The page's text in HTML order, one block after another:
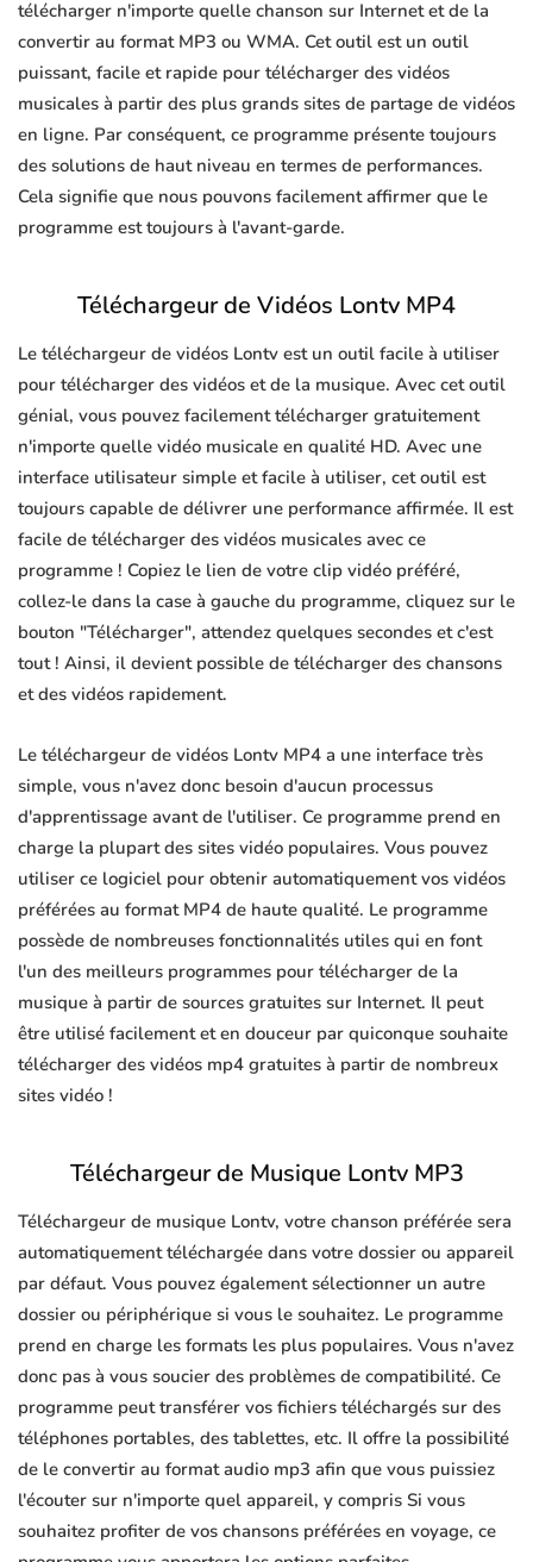
télécharger n'importe quelle chanson sur Internet et de la
convertir au format MP3 ou WMA. Cet outil est un outil
puissant, facile et rapide pour télécharger des vidéos
musicales à partir des plus grands sites de partage de vidéos
en ligne. Par conséquent, ce programme présente toujours
des solutions de haut niveau en termes de performances.
Cela signifie que nous pouvons facilement affirmer que le
programme est toujours à l'avant-garde.
Téléchargeur de Vidéos Lontv MP4
Le téléchargeur de vidéos Lontv est un outil facile à utiliser
pour télécharger des vidéos et de la musique. Avec cet outil
génial, vous pouvez facilement télécharger gratuitement
n'importe quelle vidéo musicale en qualité HD. Avec une
interface utilisateur simple et facile à utiliser, cet outil est
toujours capable de délivrer une performance affirmée. Il est
facile de télécharger des vidéos musicales avec ce
programme ! Copiez le lien de votre clip vidéo préféré,
collez-le dans la case à gauche du programme, cliquez sur le
bouton "Télécharger", attendez quelques secondes et c'est
tout ! Ainsi, il devient possible de télécharger des chansons
et des vidéos rapidement.
Le téléchargeur de vidéos Lontv MP4 a une interface très
simple, vous n'avez donc besoin d'aucun processus
d'apprentissage avant de l'utiliser. Ce programme prend en
charge la plupart des sites vidéo populaires. Vous pouvez
utiliser ce logiciel pour obtenir automatiquement vos vidéos
préférées au format MP4 de haute qualité. Le programme
possède de nombreuses fonctionnalités utiles qui en font
l'un des meilleurs programmes pour télécharger de la
musique à partir de sources gratuites sur Internet. Il peut
être utilisé facilement et en douceur par quiconque souhaite
télécharger des vidéos mp4 gratuites à partir de nombreux
sites vidéo !
Téléchargeur de Musique Lontv MP3
Téléchargeur de musique Lontv, votre chanson préférée sera
automatiquement téléchargée dans votre dossier ou appareil
par défaut. Vous pouvez également sélectionner un autre
dossier ou périphérique si vous le souhaitez. Le programme
prend en charge les formats les plus populaires. Vous n'avez
donc pas à vous soucier des problèmes de compatibilité. Ce
programme peut transférer vos fichiers téléchargés sur des
téléphones portables, des tablettes, etc. Il offre la possibilité
de le convertir au format audio mp3 afin que vous puissiez
l'écouter sur n'importe quel appareil, y compris Si vous
souhaitez profiter de vos chansons préférées en voyage, ce